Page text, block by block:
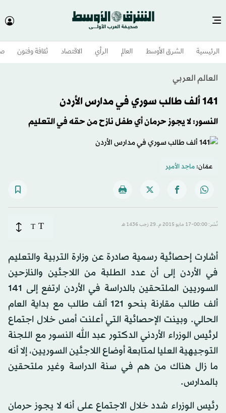
الرئيسية الشرق الأوسط​ العالم الرأي الاقتصاد ثقافة وفنون
العالم العربي
141 ألف طالب سوري في مدارس الأردن
النسور: لا يجوز حرمان أي طفل نازح من حقه في التعليم
عمّان:ماجد الأمير
نُشر: 00:00-17 مايو 2015 م ـ 29 رَجب 1436 هـ T
T
أشارت إحصائية رسمية صادرة عن وزارة التربية والتعليم
في الأردن إلى أن عدد الطلبة من اللاجئين والنازحين
السوريين الملتحقين بالدراسة في الأردن ارتفع إلى 141
ألف طالب مقارنة بنحو 121 ألف طالب مع بداية العام
الحالي. وبينت الإحصائية التي أعلنت أمس خلال اجتماع
لرئيس الوزراء الأردني الدكتور عبد الله النسور مع اللجنة
التوجيهية العليا لمتابعة أوضاع اللاجئين السوريين، إلا أنه
ما زال هناك من هم في سنة الدراسة وغير ملتحقين
بالمدارس.
رئيس الوزراء شدد خلال الاجتماع على أنه لا يجوز حرمان